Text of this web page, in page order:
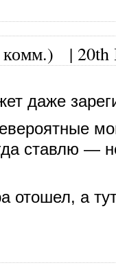
|
даже
ставлю —
отошел, а